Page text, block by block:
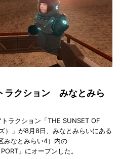
ラクション みなとみら
ラクション「THE SUNSET OF
）」が8月8日、みなとみらいにある
みなとみらい4）内の
」にオープンした。